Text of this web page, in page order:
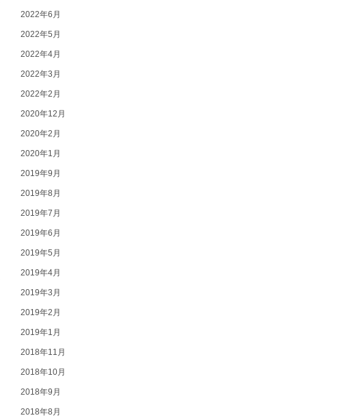
2022年6月
2022年5月
2022年4月
2022年3月
2022年2月
2020年12月
2020年2月
2020年1月
2019年9月
2019年8月
2019年7月
2019年6月
2019年5月
2019年4月
2019年3月
2019年2月
2019年1月
2018年11月
2018年10月
2018年9月
2018年8月